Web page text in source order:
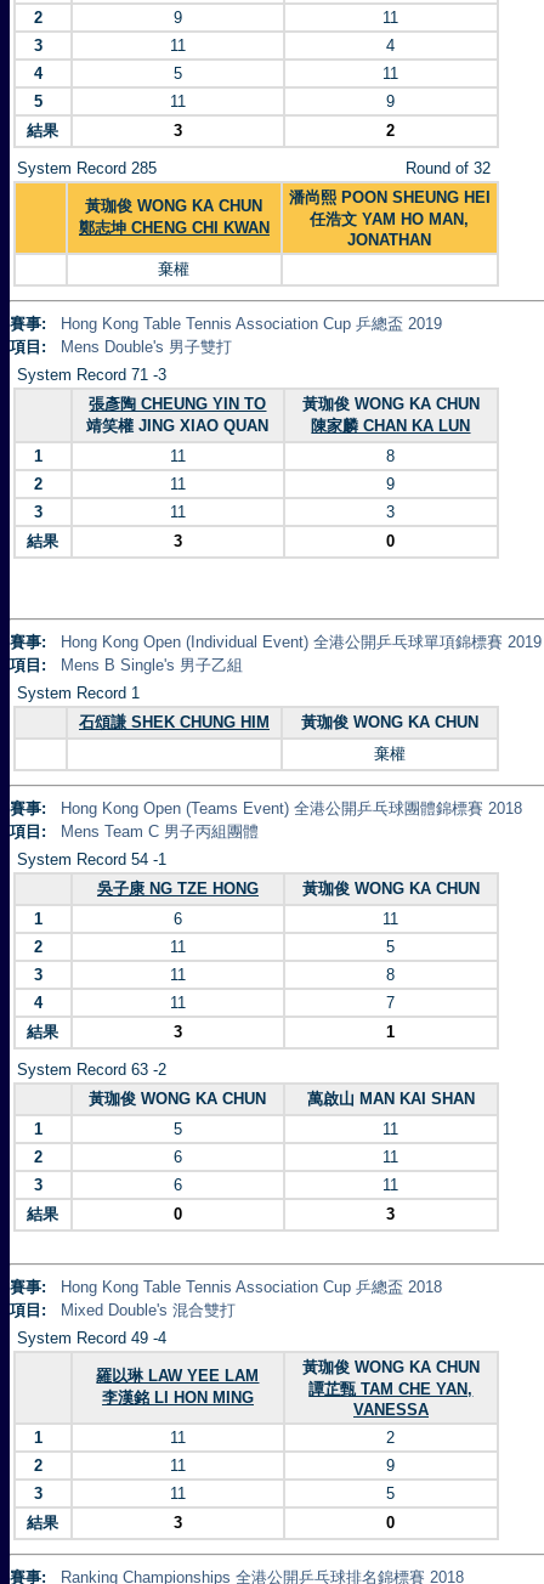
2
9
11
3
11
4
4
5
11
5
11
9
結果
3 2
System Record 285 Round of 32
黃珈俊 WONG KA CHUN
鄭志坤 CHENG CHI KWAN
潘尚熙 POON SHEUNG HEI
任浩文 YAM HO MAN,
JONATHAN
棄權
賽事:
Hong Kong Table Tennis Association Cup 乒總盃 2019
項目:
Mens Double's 男子雙打
System Record 71 -3
張彥陶 CHEUNG YIN TO
靖笑權 JING XIAO QUAN
黃珈俊 WONG KA CHUN
陳家麟 CHAN KA LUN
1
11
8
2
11
9
3
11
3
結果
3 0
賽事:
Hong Kong Open (Individual Event) 全港公開乒乓球單項錦標賽 2019
項目:
Mens B Single's 男子乙組
System Record 1
石頌謙 SHEK CHUNG HIM
黃珈俊 WONG KA CHUN
棄權
賽事:
Hong Kong Open (Teams Event) 全港公開乒乓球團體錦標賽 2018
項目:
Mens Team C 男子丙組團體
System Record 54 -1
吳子康 NG TZE HONG
黃珈俊 WONG KA CHUN
1
6
11
2
11
5
3
11
8
4
11
7
結果
3 1
System Record 63 -2
黃珈俊 WONG KA CHUN
萬啟山 MAN KAI SHAN
1
5
11
2
6
11
3
6
11
結果
0 3
賽事:
Hong Kong Table Tennis Association Cup 乒總盃 2018
項目:
Mixed Double's 混合雙打
System Record 49 -4
羅以琳 LAW YEE LAM
李漢銘 LI HON MING
黃珈俊 WONG KA CHUN
譚芷甄 TAM CHE YAN,
VANESSA
1
11
2
2
11
9
3
11
5
結果
3 0
賽事: Ranking Championships 全港公開乒乓球排名錦標賽 2018